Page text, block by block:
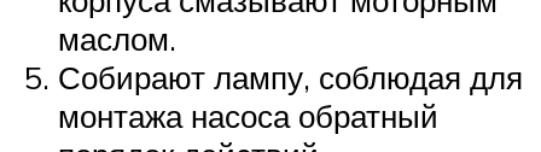
маслом.
Собирают лампу, соблюдая для
монтажа насоса обратный